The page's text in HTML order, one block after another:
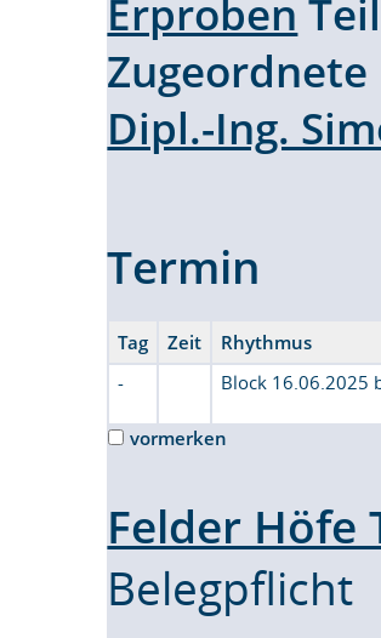
Erproben
Dipl.-Ing.
Termin
Tag Zeit
Rhythmus
-
Block 16.06.2025
vormerken
Felder Höfe
Belegpflicht